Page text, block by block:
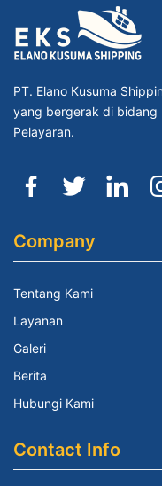
PT. Elano Kusuma
yang bergerak di bidang
Pelayaran.
Company
Tentang Kami
Layanan
Galeri
Berita
Hubungi Kami
Contact Info